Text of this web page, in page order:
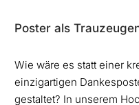
Poster als
Wie wäre es statt einer
einzigartigen
gestaltet? In unserem